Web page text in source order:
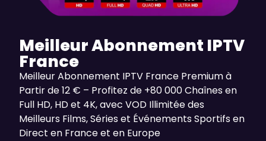
Meilleur Abonnement IPTV
France
Meilleur Abonnement IPTV France Premium à
Partir de 12 € – Profitez de +80 000 Chaînes en
Full HD, HD et 4K, avec VOD Illimitée des
Meilleurs Films, Séries et Événements Sportifs en
Direct en France et en Europe